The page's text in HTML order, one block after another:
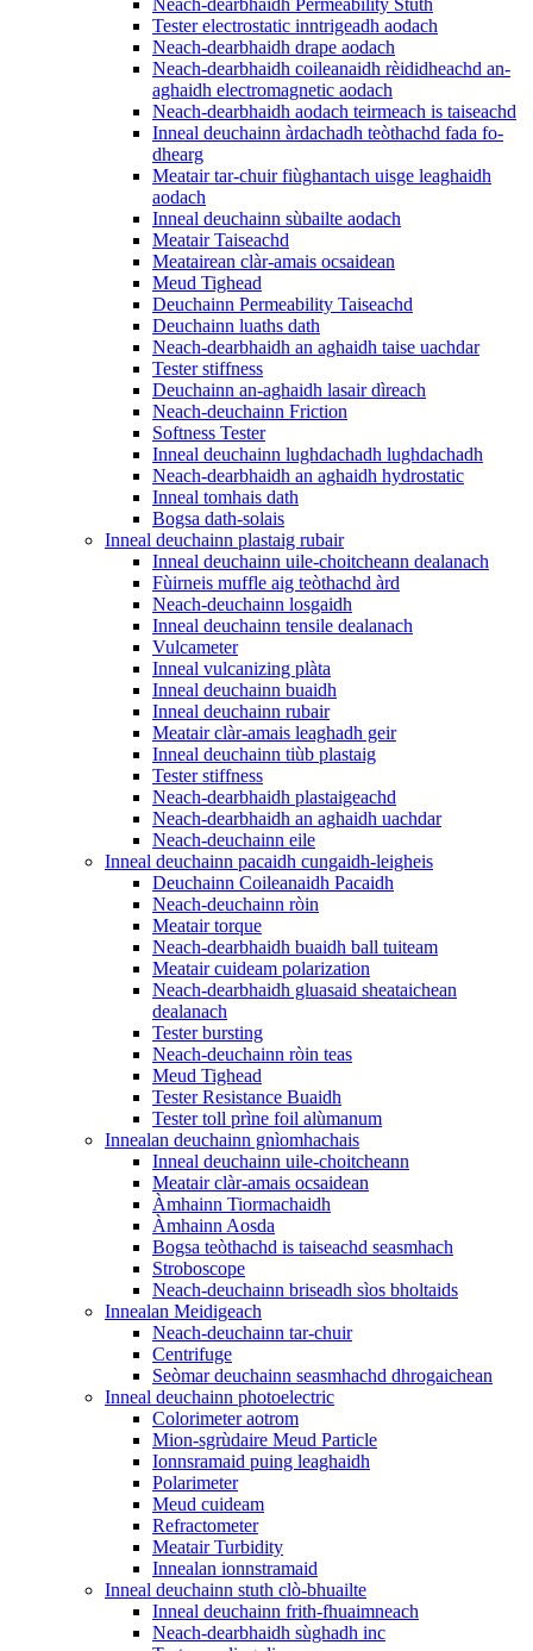
Neach-dearbhaidh Permeability Stuth
Tester electrostatic inntrigeadh aodach
Neach-dearbhaidh drape aodach
Neach-dearbhaidh coileanaidh rèididheachd an-
aghaidh electromagnetic aodach
Neach-dearbhaidh aodach teirmeach is taiseachd
Inneal deuchainn àrdachadh teòthachd fada fo-
dhearg
Meatair tar-chuir fiùghantach uisge leaghaidh
aodach
Inneal deuchainn sùbailte aodach
Meatair Taiseachd
Meatairean clàr-amais ocsaidean
Meud Tighead
Deuchainn Permeability Taiseachd
Deuchainn luaths dath
Neach-dearbhaidh an aghaidh taise uachdar
Tester stiffness
Deuchainn an-aghaidh lasair dìreach
Neach-deuchainn Friction
Softness Tester
Inneal deuchainn lughdachadh lughdachadh
Neach-dearbhaidh an aghaidh hydrostatic
Inneal tomhais dath
Bogsa dath-solais
Inneal deuchainn plastaig rubair
Inneal deuchainn uile-choitcheann dealanach
Fùirneis muffle aig teòthachd àrd
Neach-deuchainn losgaidh
Inneal deuchainn tensile dealanach
Vulcameter
Inneal vulcanizing plàta
Inneal deuchainn buaidh
Inneal deuchainn rubair
Meatair clàr-amais leaghadh geir
Inneal deuchainn tiùb plastaig
Tester stiffness
Neach-dearbhaidh plastaigeachd
Neach-dearbhaidh an aghaidh uachdar
Neach-deuchainn eile
Inneal deuchainn pacaidh cungaidh-leigheis
Deuchainn Coileanaidh Pacaidh
Neach-deuchainn ròin
Meatair torque
Neach-dearbhaidh buaidh ball tuiteam
Meatair cuideam polarization
Neach-dearbhaidh gluasaid sheataichean
dealanach
Tester bursting
Neach-deuchainn ròin teas
Meud Tighead
Tester Resistance Buaidh
Tester toll prìne foil alùmanum
Innealan deuchainn gnìomhachais
Inneal deuchainn uile-choitcheann
Meatair clàr-amais ocsaidean
Àmhainn Tiormachaidh
Àmhainn Aosda
Bogsa teòthachd is taiseachd seasmhach
Stroboscope
Neach-deuchainn briseadh sìos bholtaids
Innealan Meidigeach
Neach-deuchainn tar-chuir
Centrifuge
Seòmar deuchainn seasmhachd dhrogaichean
Inneal deuchainn photoelectric
Colorimeter aotrom
Mion-sgrùdaire Meud Particle
Ionnsramaid puing leaghaidh
Polarimeter
Meud cuideam
Refractometer
Meatair Turbidity
Innealan ionnstramaid
Inneal deuchainn stuth clò-bhuailte
Inneal deuchainn frith-fhuaimneach
Neach-dearbhaidh sùghadh inc